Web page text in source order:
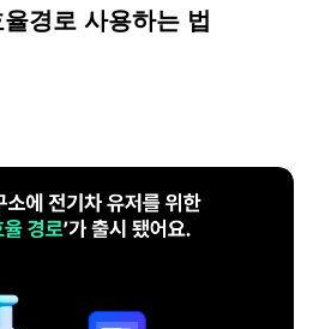
경로 사용하는 법